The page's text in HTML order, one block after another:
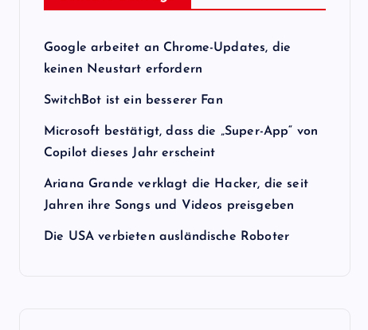
Google arbeitet an Chrome-Updates, die
keinen Neustart erfordern
SwitchBot ist ein besserer Fan
Microsoft bestätigt, dass die „Super-App“ von
Copilot dieses Jahr erscheint
Ariana Grande verklagt die Hacker, die seit
Jahren ihre Songs und Videos preisgeben
Die USA verbieten ausländische Roboter